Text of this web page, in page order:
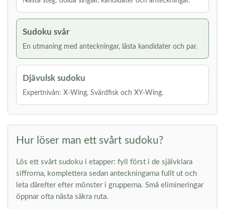
Sudoku svår
En utmaning med anteckningar, låsta kandidater och par.
Djävulsk sudoku
Expertnivån: X-Wing, Svärdfisk och XY-Wing.
Hur löser man ett svårt sudoku?
Lös ett svårt sudoku i etapper: fyll först i de självklara
siffrorna, komplettera sedan anteckningarna fullt ut och
leta därefter efter mönster i grupperna. Små elimineringar
öppnar ofta nästa säkra ruta.